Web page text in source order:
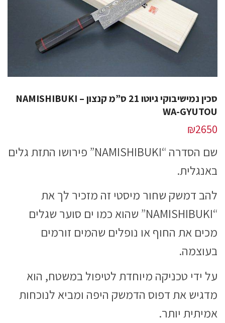
סכין נמישיבוקי גיוטו 21 ס”מ קנצון – NAMISHIBUKI
WA-GYUTOU
₪2650
שם הסדרה “NAMISHIBUKI” פירושו התזת גלים
באנגלית.
להב דמשק שחור מיסטי זה מזכיר לך את
“NAMISHIBUKI” שהוא כמו ים סוער שגלים
מכים את החוף או נופלים שהמים זורמים
בעוצמה.
על ידי טכניקה מיוחדת לטיפול במשטח, הוא
מדגיש את דפוס הדמשק היפה ומביא לנוכחות
אמיתית יותר.